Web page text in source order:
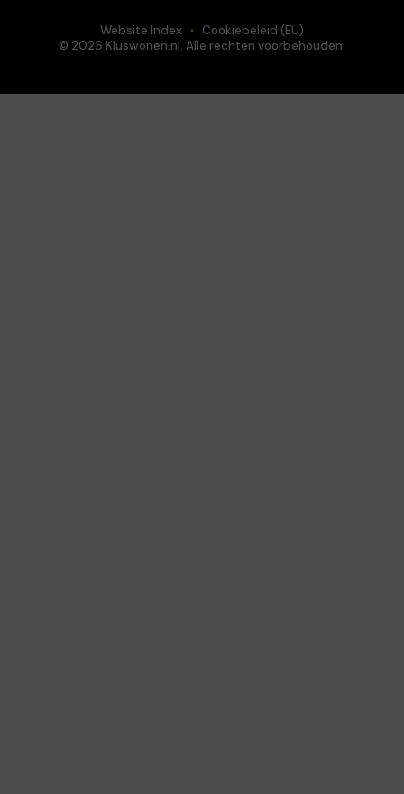
© 2026 Kluswonen.nl. Alle rechten voorbehouden.
Website Index Cookiebeleid (EU)